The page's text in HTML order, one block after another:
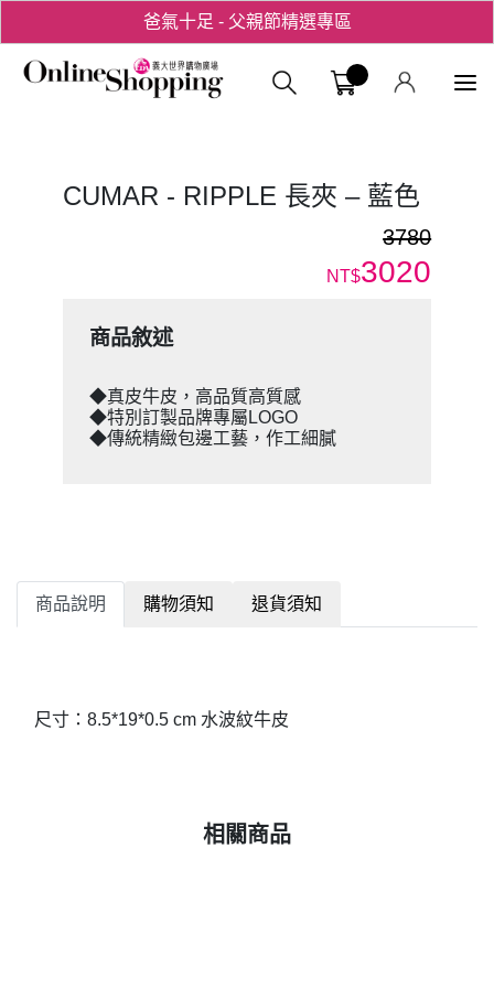
爸氣十足 - 父親節精選專區
用心愛你！七夕星選禮遇！義大購物
CUMAR - RIPPLE 長夾 – 藍色
3780
NT$3020
商品敘述
◆真皮牛皮，高品質高質感
◆特別訂製品牌專屬LOGO
◆傳統精緻包邊工藝，作工細膩
商品說明 購物須知 退貨須知
尺寸：8.5*19*0.5 cm 水波紋牛皮
相關商品